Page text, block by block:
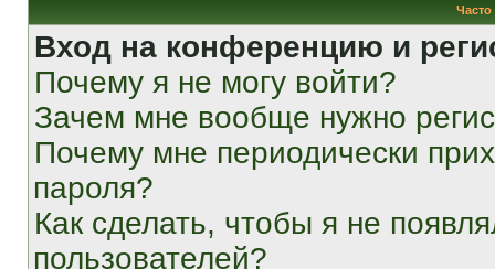
Вход на конференцию и
Почему я не могу войти?
Зачем мне вообще нужно
Почему мне периодически
пароля?
Как сделать, чтобы я не
пользователей?